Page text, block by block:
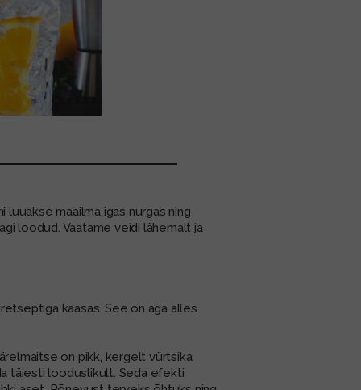
luuakse maailma igas nurgas ning
loodud. Vaatame veidi lähemalt ja
kaasas. See on aga alles
on pikk, kergelt vürtsika
täiesti looduslikult. Seda efekti